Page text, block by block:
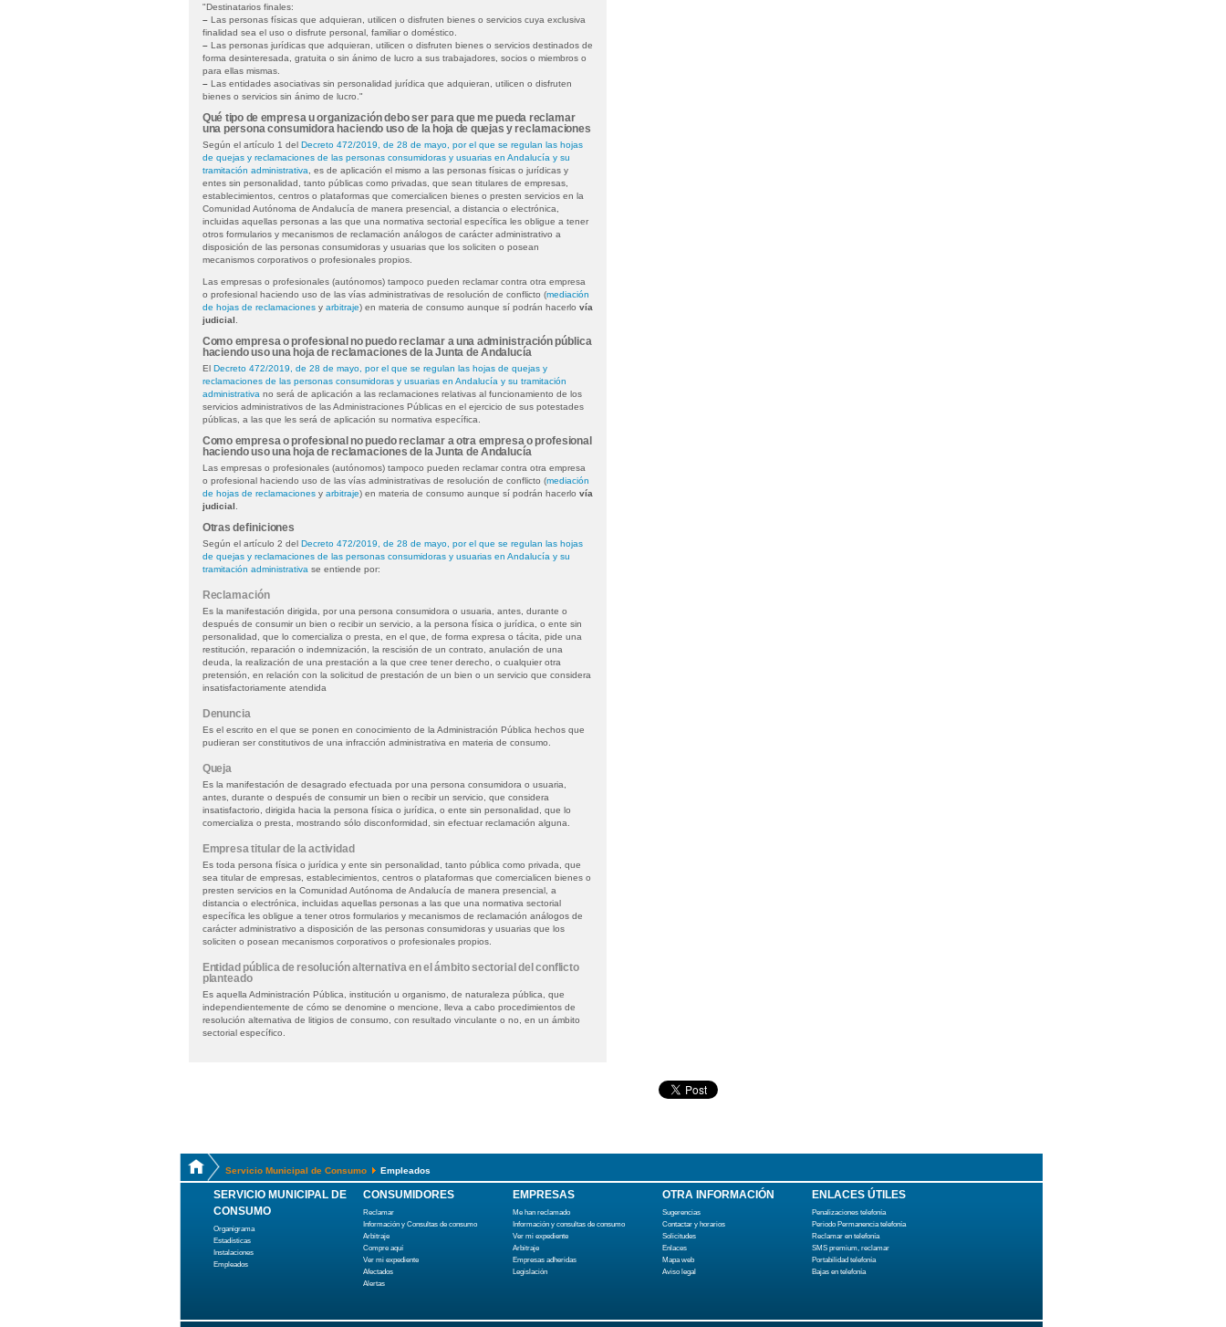
"Destinatarios finales:
– Las personas físicas que adquieran, utilicen o disfruten bienes o servicios cuya exclusiva
finalidad sea el uso o disfrute personal, familiar o doméstico.
– Las personas jurídicas que adquieran, utilicen o disfruten bienes o servicios destinados de
forma desinteresada, gratuita o sin ánimo de lucro a sus trabajadores, socios o miembros o
para ellas mismas.
– Las entidades asociativas sin personalidad jurídica que adquieran, utilicen o disfruten
bienes o servicios sin ánimo de lucro."
Qué tipo de empresa u organización debo ser para que me pueda reclamar
una persona consumidora haciendo uso de la hoja de quejas y reclamaciones
Según el artículo 1 del Decreto 472/2019, de 28 de mayo, por el que se regulan las hojas
de quejas y reclamaciones de las personas consumidoras y usuarias en Andalucía y su
tramitación administrativa , es de aplicación el mismo a las personas físicas o jurídicas y
entes sin personalidad, tanto públicas como privadas, que sean titulares de empresas,
establecimientos, centros o plataformas que comercialicen bienes o presten servicios en la
Comunidad Autónoma de Andalucía de manera presencial, a distancia o electrónica,
incluidas aquellas personas a las que una normativa sectorial específica les obligue a tener
otros formularios y mecanismos de reclamación análogos de carácter administrativo a
disposición de las personas consumidoras y usuarias que los soliciten o posean
mecanismos corporativos o profesionales propios.
Las empresas o profesionales (autónomos) tampoco pueden reclamar contra otra empresa
o profesional haciendo uso de las vías administrativas de resolución de conflicto (mediación
de hojas de reclamacionesy arbitraje) en materia de consumo aunque sí podrán hacerlo vía
judicial
Como empresa o profesional no puedo reclamar a una administración pública
haciendo uso una hoja de reclamaciones de la Junta de Andalucía
El Decreto 472/2019, de 28 de mayo, por el que se regulan las hojas de quejas y
reclamaciones de las personas consumidoras y usuarias en Andalucía y su tramitación
administrativa no será de aplicación a las reclamaciones relativas al funcionamiento de los
servicios administrativos de las Administraciones Públicas en el ejercicio de sus potestades
públicas, a las que les será de aplicación su normativa específica.
Como empresa o profesional no puedo reclamar a otra empresa o profesional
haciendo uso una hoja de reclamaciones de la Junta de Andalucía
Las empresas o profesionales (autónomos) tampoco pueden reclamar contra otra empresa
o profesional haciendo uso de las vías administrativas de resolución de conflicto (mediación
de hojas de reclamacionesy arbitraje) en materia de consumo aunque sí podrán hacerlo vía
judicial
Otras definiciones
Según el artículo 2 del Decreto 472/2019, de 28 de mayo, por el que se regulan las hojas
de quejas y reclamaciones de las personas consumidoras y usuarias en Andalucía y su
tramitación administrativa se entiende por:
Reclamación
Es la manifestación dirigida, por una persona consumidora o usuaria, antes, durante o
después de consumir un bien o recibir un servicio, a la persona física o jurídica, o ente sin
personalidad, que lo comercializa o presta, en el que, de forma expresa o tácita, pide una
restitución, reparación o indemnización, la rescisión de un contrato, anulación de una
deuda, la realización de una prestación a la que cree tener derecho, o cualquier otra
pretensión, en relación con la solicitud de prestación de un bien o un servicio que considera
insatisfactoriamente atendida
Denuncia
Es el escrito en el que se ponen en conocimiento de la Administración Pública hechos que
pudieran ser constitutivos de una infracción administrativa en materia de consumo.
Queja
Es la manifestación de desagrado efectuada por una persona consumidora o usuaria,
antes, durante o después de consumir un bien o recibir un servicio, que considera
insatisfactorio, dirigida hacia la persona física o jurídica, o ente sin personalidad, que lo
comercializa o presta, mostrando sólo disconformidad, sin efectuar reclamación alguna.
Empresa titular de la actividad
Es toda persona física o jurídica y ente sin personalidad, tanto pública como privada, que
sea titular de empresas, establecimientos, centros o plataformas que comercialicen bienes o
presten servicios en la Comunidad Autónoma de Andalucía de manera presencial, a
distancia o electrónica, incluidas aquellas personas a las que una normativa sectorial
específica les obligue a tener otros formularios y mecanismos de reclamación análogos de
carácter administrativo a disposición de las personas consumidoras y usuarias que los
soliciten o posean mecanismos corporativos o profesionales propios.
Entidad pública de resolución alternativa en el ámbito sectorial del conflicto
planteado
Es aquella Administración Pública, institución u organismo, de naturaleza pública, que
independientemente de cómo se denomine o mencione, lleva a cabo procedimientos de
resolución alternativa de litigios de consumo, con resultado vinculante o no, en un ámbito
sectorial específico.
Servicio Municipal de Consumo Empleados
SERVICIO MUNICIPAL DE
CONSUMO
Organigrama
Estadísticas
Instalaciones
Empleados
CONSUMIDORES
Reclamar
Información y Consultas de consumo
Arbitraje
Compre aquí
Ver mi expediente
Afectados
Alertas
EMPRESAS
Me han reclamado
Información y consultas de consumo
Ver mi expediente
Arbitraje
Empresas adheridas
Legislación
OTRA INFORMACIÓN
Sugerencias
Contactar y horarios
Solicitudes
Enlaces
Mapa web
Aviso legal
ENLACES ÚTILES
Penalizaciones telefonía
Periodo Permanencia telefonía
Reclamar en telefonía
SMS premium, reclamar
Portabilidad telefonía
Bajas en telefonía